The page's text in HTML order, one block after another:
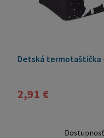
Detská termotaštička
2,91 €